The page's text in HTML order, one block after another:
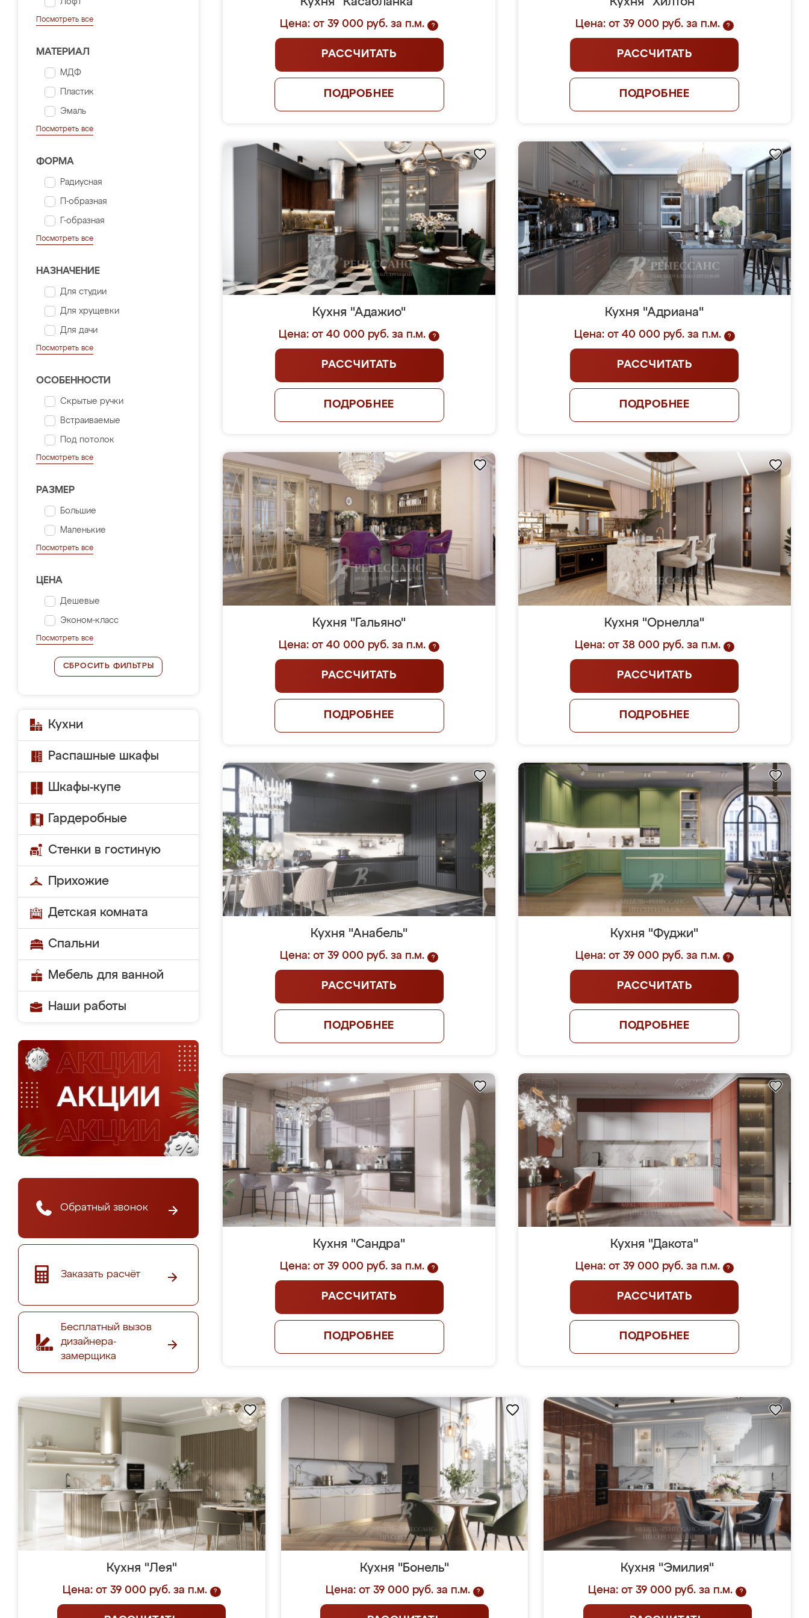
Лофт
Посмотреть все
МАТЕРИАЛ
МДФ
Пластик
Эмаль
Посмотреть все
ФОРМА
Радиусная
П-образная
Г-образная
Посмотреть все
НАЗНАЧЕНИЕ
Для студии
Для хрущевки
Для дачи
Посмотреть все
ОСОБЕННОСТИ
Скрытые ручки
Встраиваемые
Под потолок
Посмотреть все
РАЗМЕР
Большие
Маленькие
Посмотреть все
ЦЕНА
Дешевые
Эконом-класс
Посмотреть все
СБРОСИТЬ ФИЛЬТРЫ
Кухни
Распашные шкафы
Шкафы-купе
Гардеробные
Стенки в гостиную
Прихожие
Детская комната
Спальни
Мебель для ванной
Наши работы
Обратный звонок
Заказать расчёт
Бесплатный вызов
дизайнера-
замерщика
Цена: от 39 000 руб. за п.м. ?
РАССЧИТАТЬ
ПОДРОБНЕЕ
Цена: от 39 000 руб. за п.м. ?
РАССЧИТАТЬ
ПОДРОБНЕЕ
Кухня "Адажио"
Цена: от 40 000 руб. за п.м. ?
РАССЧИТАТЬ
ПОДРОБНЕЕ
Кухня "Адриана"
Цена: от 40 000 руб. за п.м. ?
РАССЧИТАТЬ
ПОДРОБНЕЕ
Кухня "Гальяно"
Цена: от 40 000 руб. за п.м. ?
РАССЧИТАТЬ
ПОДРОБНЕЕ
Кухня "Орнелла"
Цена: от 38 000 руб. за п.м. ?
РАССЧИТАТЬ
ПОДРОБНЕЕ
Кухня "Анабель"
Цена: от 39 000 руб. за п.м. ?
РАССЧИТАТЬ
ПОДРОБНЕЕ
Кухня "Фуджи"
Цена: от 39 000 руб. за п.м. ?
РАССЧИТАТЬ
ПОДРОБНЕЕ
Кухня "Сандра"
Цена: от 39 000 руб. за п.м. ?
РАССЧИТАТЬ
ПОДРОБНЕЕ
Кухня "Дакота"
Цена: от 39 000 руб. за п.м. ?
РАССЧИТАТЬ
ПОДРОБНЕЕ
Кухня "Лея"
Цена: от 39 000 руб. за п.м. ?
Кухня "Бонель"
Цена: от 39 000 руб. за п.м. ?
Кухня "Эмилия"
Цена: от 39 000 руб. за п.м. ?